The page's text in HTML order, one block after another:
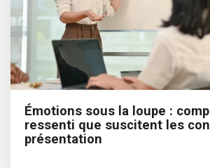
Émotions sous la loupe :
ressenti que suscitent les
présentation